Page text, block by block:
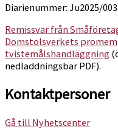
Diarienummer: Ju2025/
Remissvar från
Domstolsverkets
tvistemålshandläggning
nedladdningsbar PDF).
Kontaktpersoner
Gå till Nyhetscenter